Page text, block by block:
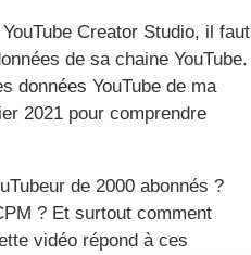
Creator Studio, il faut
de sa chaine YouTube.
données YouTube de ma
2021 pour comprendre
de 2000 abonnés ?
? Et surtout comment
vidéo répond à ces